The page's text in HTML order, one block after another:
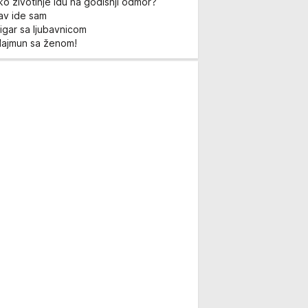
ide sam
sa ljubavnicom
sa ženom!